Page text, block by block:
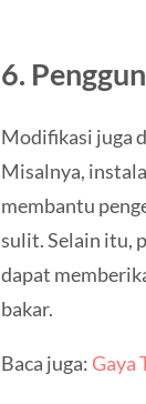
6.
Modifikasi juga
Misalnya,
membantu
sulit. Selain itu,
dapat
bakar.
Baca juga:Gaya